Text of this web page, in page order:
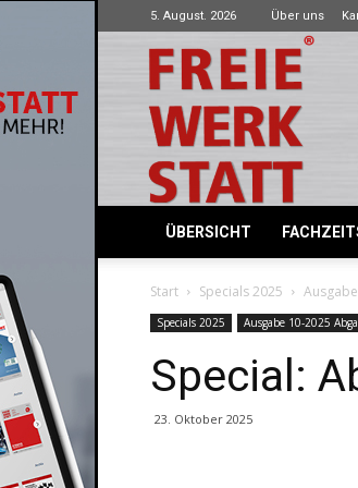
5. August. 2026 Über uns
Freie
Werkstatt
ÜBERSICHT
Start Specials 2025
Specials 2025 Ausgabe 10-2025
Special:
23. Oktober 2025